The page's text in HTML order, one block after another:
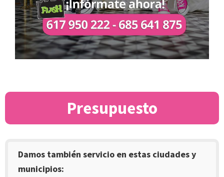
Presupuesto
Damos también servicio en estas ciudades y
municipios: